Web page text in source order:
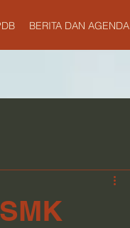
BERITA DAN AGENDA